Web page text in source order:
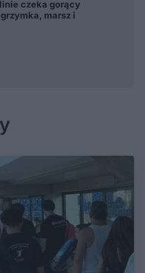
czeka gorący
marsz i